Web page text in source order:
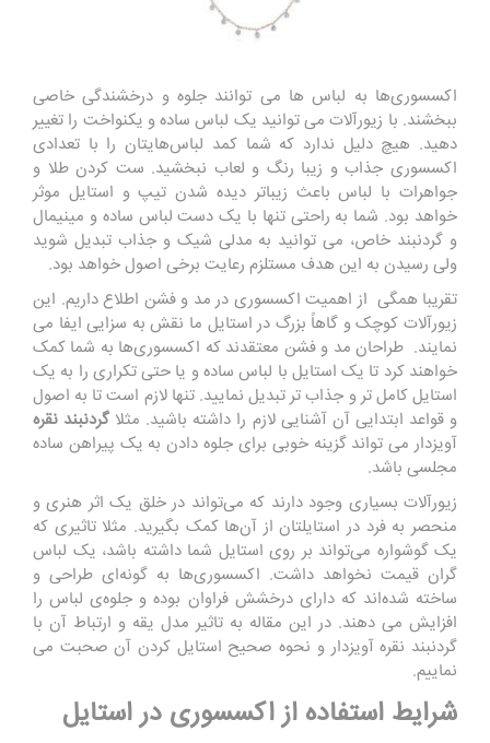
اکسسوری‌ها به لباس ها می ‌توانند جلوه و درخشندگی خاصی
ببخشند. با زیورآلات می ‌توانید یک لباس ساده و یکنواخت را تغییر
دهید. هیچ دلیل ندارد که شما کمد لباس‌هایتان را با تعدادی
اکسسوری جذاب و زیبا رنگ و لعاب نبخشید. ست کردن طلا و
جواهرات با لباس‌ باعث زیباتر دیده شدن تیپ و استایل موثر
خواهد بود. شما به راحتی تنها با یک دست لباس ساده و مینیمال
و گردنبند خاص، می توانید به مدلی شیک و جذاب تبدیل شوید
ولی رسیدن به این هدف مستلزم رعایت برخی اصول خواهد بود.
تقریبا همگی از اهمیت اکسسوری در مد و فشن اطلاع داریم. این
زیورآلات کوچک و گاهاً بزرگ در استایل ما نقش به سزایی ایفا می
نمایند. طراحان مد و فشن معتقدند که اکسسوری‌ها به شما کمک
خواهند کرد تا یک استایل با لباس ساده و یا حتی تکراری را به یک
استایل کامل ‌تر و جذاب ‌تر تبدیل نمایید. تنها لازم است تا به اصول
و قواعد ابتدایی آن آشنایی لازم را داشته باشید. مثلا گردنبند نقره
آویزدار می ‌تواند گزینه خوبی برای جلوه دادن به یک پیراهن ساده
مجلسی باشد.
زیورآلات بسیاری وجود دارند که می‌تواند در خلق یک اثر هنری و
منحصر به فرد در استایلتان از آن‌ها کمک بگیرید. مثلا تاثیری که
یک گوشواره می‌تواند بر روی استایل‌ شما داشته باشد، یک لباس
گران قیمت نخواهد داشت. اکسسوری‌ها به گونه‌ای طراحی و
ساخته شده‌اند که دارای درخشش فراوان بوده و جلوه‌ی لباس را
افزایش می دهند. در این مقاله به تاثیر مدل یقه و ارتباط آن با
گردنبند نقره آویزدار و نحوه صحیح استایل کردن آن صحبت می
نماییم.
شرایط استفاده از اکسسوری در استایل